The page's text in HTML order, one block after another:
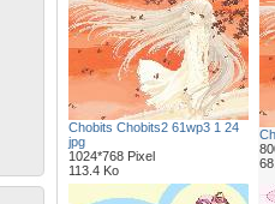
Chobits Chobits2 61wp3 1 24
jpg
1024*768 Pixel
113.4 Ko